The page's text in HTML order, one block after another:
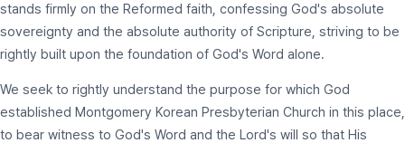
stands firmly on the Reformed faith, confessing God's absolute
sovereignty and the absolute authority of Scripture, striving to be
rightly built upon the foundation of God's Word alone.
We seek to rightly understand the purpose for which God
established Montgomery Korean Presbyterian Church in this place,
to bear witness to God's Word and the Lord's will so that His